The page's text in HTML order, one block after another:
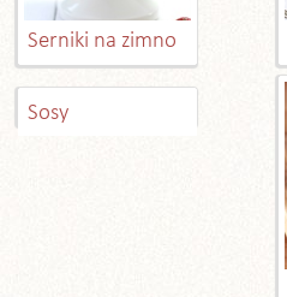
Serniki na zimno
Sosy